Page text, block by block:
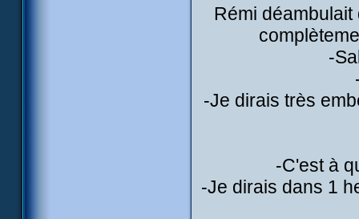
Rémi
-
-Je dirais très
-C'est à
-Je dirais dans 1